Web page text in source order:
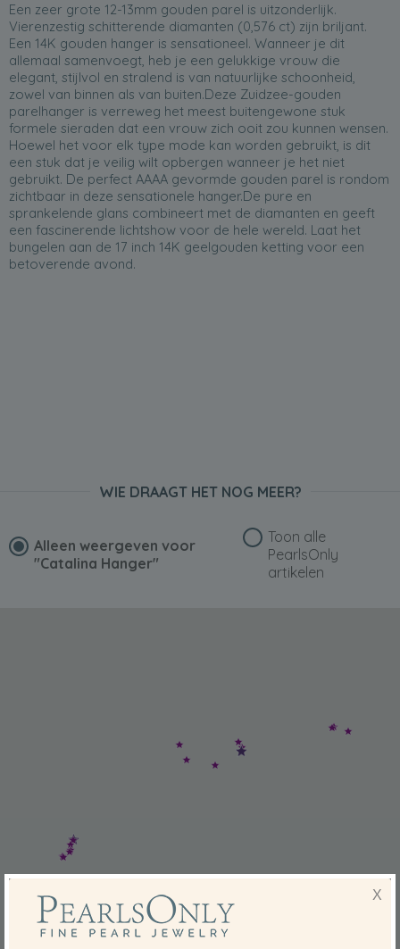
Een zeer grote 12-13mm gouden parel is uitzonderlijk.
Vierenzestig schitterende diamanten (0,576 ct) zijn briljant.
Een 14K gouden hanger is sensationeel. Wanneer je dit
allemaal samenvoegt, heb je een gelukkige vrouw die
elegant, stijlvol en stralend is van natuurlijke schoonheid,
zowel van binnen als van buiten.Deze Zuidzee-gouden
parelhanger is verreweg het meest buitengewone stuk
formele sieraden dat een vrouw zich ooit zou kunnen wensen.
Hoewel het voor elk type mode kan worden gebruikt, is dit
een stuk dat je veilig wilt opbergen wanneer je het niet
gebruikt. De perfect AAAA gevormde gouden parel is rondom
zichtbaar in deze sensationele hanger.De pure en
sprankelende glans combineert met de diamanten en geeft
een fascinerende lichtshow voor de hele wereld. Laat het
bungelen aan de 17 inch 14K geelgouden ketting voor een
betoverende avond.
WIE DRAAGT HET NOG MEER?
Alleen weergeven voor
"Catalina Hanger"
Toon alle
PearlsOnly
artikelen
X